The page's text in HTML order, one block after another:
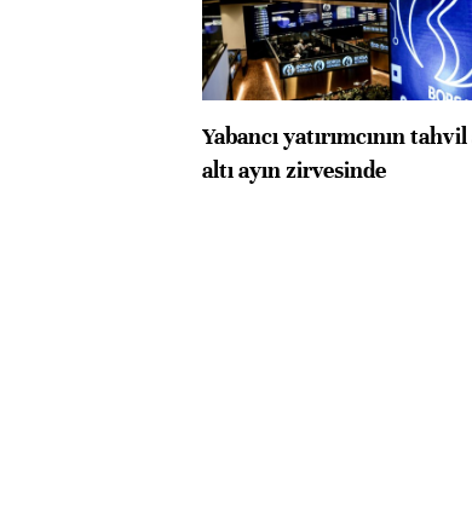
Yabancı yatırımcının tahvil
altı ayın zirvesinde